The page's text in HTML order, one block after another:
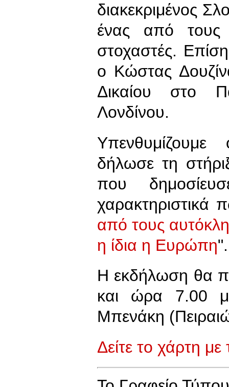
διακεκριμένος
ένας από τους
στοχαστές.
ο Κώστας
Δικαίου στο
Λονδίνου.
δήλωσε τη
που
χαρακτηριστικά
από τους
η ίδια η Ευρώπη".
Η εκδήλωση θα
και ώρα 7.00
Μπενάκη
Δείτε το χάρτη